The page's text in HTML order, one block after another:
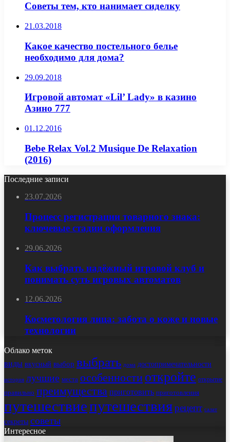
Советы тем, кто нанимает сиделку
21.03.2018
Какое качество постельного белье
необходимо для дома?
29.09.2018
Игровой автомат «Lil’ Lady» в казино
Азино 777
01.12.2016
Bebe Relax Vol.2 Musique De Relaxation
(2016)
Последние записи
23.07.2026
Процесс регистрации товарного знака:
ключевые стадии оформления
29.06.2026
Как выбрать надёжный игровой клуб и
понимать суть игровых автоматов
12.06.2026
Косметология лица: забота о коже и новые
технологии
Облако меток
виды вкусный выбор выбрать дома достопримечательности
история лучшие места особенности откройте открытие
правильно преимущества приготовить приготовления
путешествиепутешествиярецепт салат
секреты советы
Интересное